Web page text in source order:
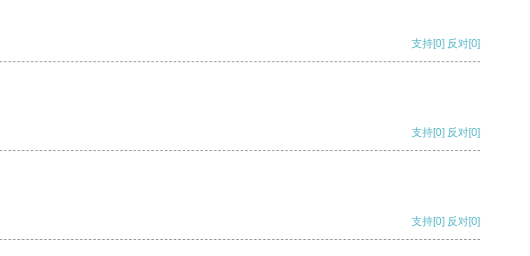
支持[0] 反对[0]
支持[0] 反对[0]
支持[0] 反对[0]